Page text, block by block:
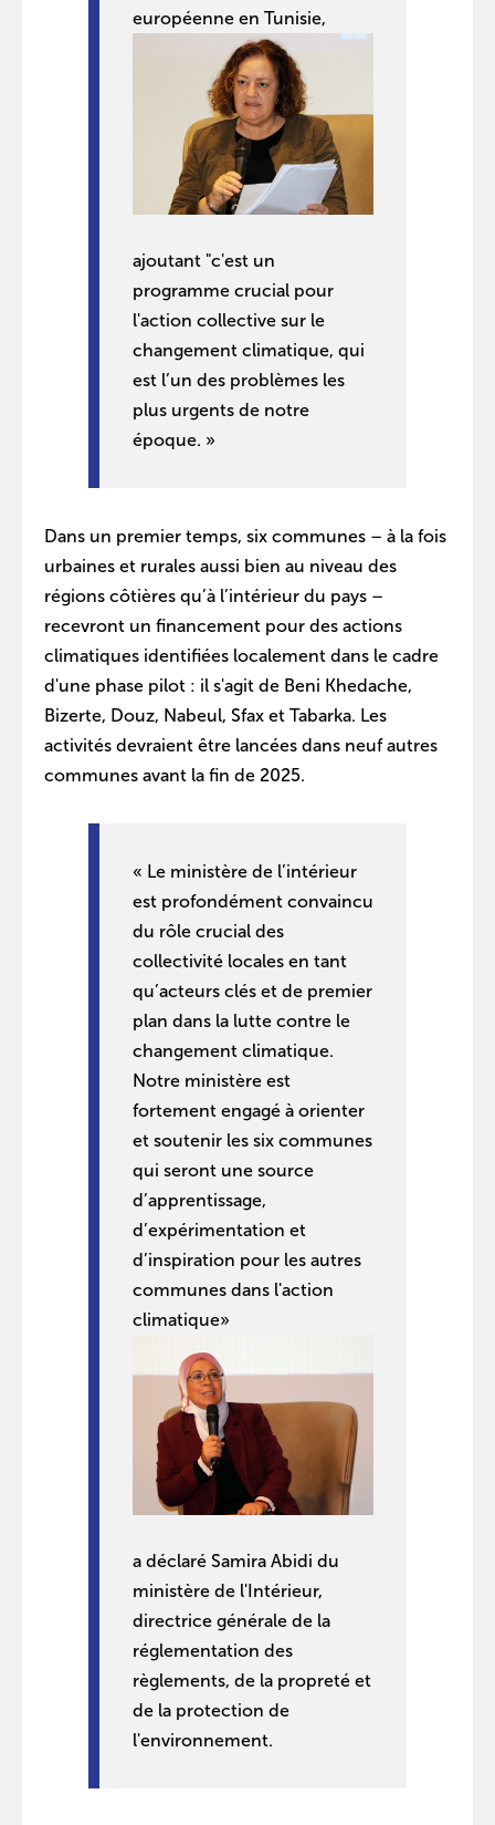
européenne en Tunisie,
ajoutant "c'est un
programme crucial pour
l'action collective sur le
changement climatique, qui
est l’un des problèmes les
plus urgents de notre
époque. »
Dans un premier temps, six communes – à la fois
urbaines et rurales aussi bien au niveau des
régions côtières qu’à l’intérieur du pays –
recevront un financement pour des actions
climatiques identifiées localement dans le cadre
d'une phase pilot : il s'agit de Beni Khedache,
Bizerte, Douz, Nabeul, Sfax et Tabarka. Les
activités devraient être lancées dans neuf autres
communes avant la fin de 2025.
« Le ministère de l’intérieur
est profondément convaincu
du rôle crucial des
collectivité locales en tant
qu’acteurs clés et de premier
plan dans la lutte contre le
changement climatique.
Notre ministère est
fortement engagé à orienter
et soutenir les six communes
qui seront une source
d’apprentissage,
d’expérimentation et
d’inspiration pour les autres
communes dans l'action
climatique»
a déclaré Samira Abidi du
ministère de l'Intérieur,
directrice générale de la
réglementation des
règlements, de la propreté et
de la protection de
l'environnement.